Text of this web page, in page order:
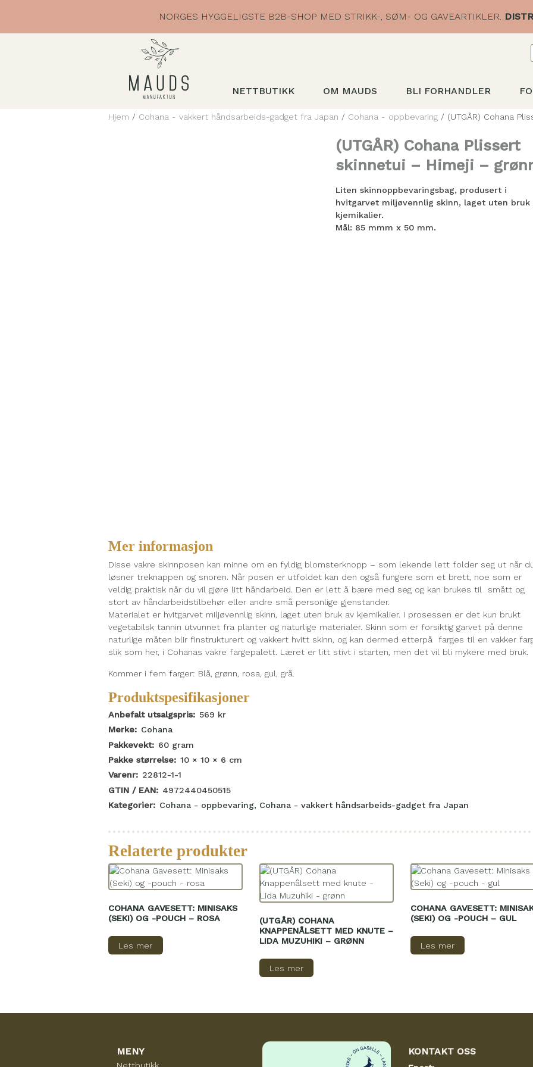
content
NORGES HYGGELIGSTE B2B-SHOP MED STRIKK-, SØM- OG GAVEARTIKLER.
NETTBUTIKK OM MAUDS BLI FORHANDLER
Hjem / Cohana - vakkert håndsarbeids-gadget fra Japan / Cohana - oppbevaring / (UTGÅR) Cohana
(UTGÅR) Cohana Plissert
skinnetui – Himeji –
Liten skinnoppbevaringsbag, produsert i
hvitgarvet miljøvennlig skinn, laget uten bruk
kjemikalier.
Mål: 85 mmm x 50 mm.
Mer informasjon
Disse vakre skinnposen kan minne om en fyldig blomsterknopp – som lekende lett folder seg ut når
løsner treknappen og snoren. Når posen er utfoldet kan den også fungere som et brett, noe som er
veldig praktisk når du vil gjøre litt håndarbeid. Den er lett å bære med seg og kan brukes til smått og
stort av håndarbeidstilbehør eller andre små personlige gjenstander.
Materialet er hvitgarvet miljøvennlig skinn, laget uten bruk av kjemikalier. I prosessen er det kun brukt
vegetabilsk tannin utvunnet fra planter og naturlige materialer. Skinn som er forsiktig garvet på denne
naturlige måten blir finstrukturert og vakkert hvitt skinn, og kan dermed etterpå farges til en vakker
slik som her, i Cohanas vakre fargepalett. Læret er litt stivt i starten, men det vil bli mykere med bruk.
Kommer i fem farger: Blå, grønn, rosa, gul, grå.
Produktspesifikasjoner
Anbefalt utsalgspris: 569 kr
Merke: Cohana
Pakkevekt: 60 gram
Pakke størrelse: 10 × 10 × 6 cm
Varenr: 22812-1-1
GTIN / EAN: 4972440450515
Kategorier: Cohana - oppbevaring, Cohana - vakkert håndsarbeids-gadget fra Japan
Relaterte produkter
COHANA GAVESETT: MINISAKS
(SEKI) OG -POUCH – ROSA
Les mer
(UTGÅR) COHANA
KNAPPENÅLSETT MED KNUTE –
LIDA MUZUHIKI – GRØNN
Les mer
COHANA GAVESETT:
(SEKI) OG -POUCH – GUL
Les mer
MENY
Nettbutikk
KONTAKT OSS